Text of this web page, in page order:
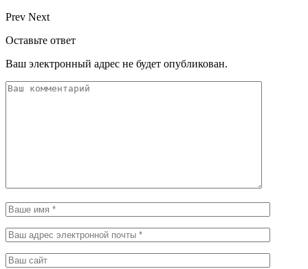
Prev Next
Оставьте ответ
Ваш электронный адрес не будет опубликован.